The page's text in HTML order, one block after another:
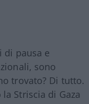
di pausa e
sono
trovato? Di tutto.
Striscia di Gaza